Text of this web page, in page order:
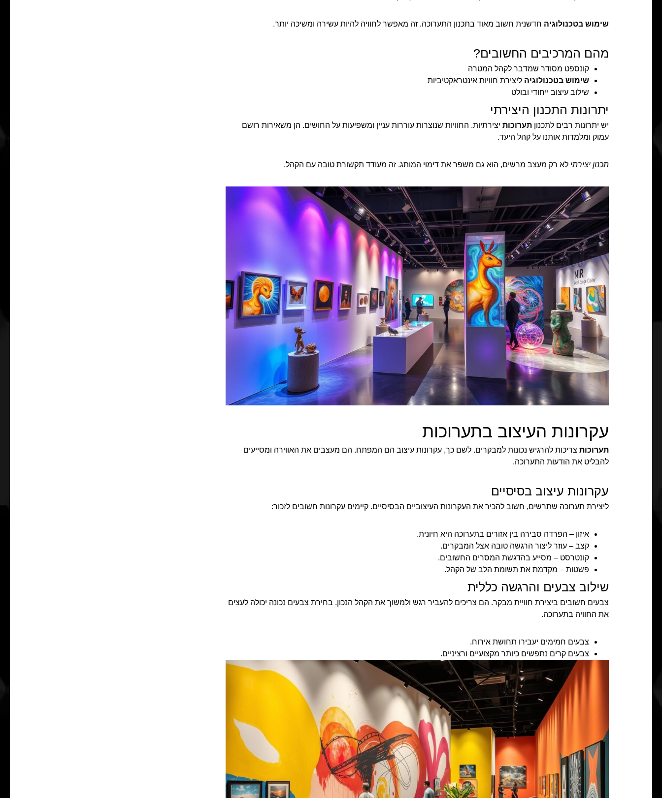
שימוש בטכנולוגיה חדשנית חשוב מאוד בתכנון התערוכה. זה מאפשר לחוויה להיות עשירה ומשיכה יותר.
מהם המרכיבים החשובים?
קונספט מסודר שמדבר לקהל המטרה
שימוש בטכנולוגיה ליצירת חוויות אינטראקטיביות
שילוב עיצוב ייחודי ובולט
יתרונות התכנון היצירתי
יש יתרונות רבים לתכנון תערוכות יצירתיות. החוויות שנוצרות עוררות עניין ומשפיעות על החושים. הן משאירות רושם
עמוק ומלמדות אותנו על קהל היעד.
תכנון יצירתי לא רק מעצב מרשים, הוא גם משפר את דימוי המותג. זה מעודד תקשורת טובה עם הקהל.
עקרונות העיצוב בתערוכות
תערוכות צריכות להרגיש נכונות למבקרים. לשם כך, עקרונות עיצוב הם המפתח. הם מעצבים את האווירה ומסייעים
להבליט את הודעות התערוכה.
עקרונות עיצוב בסיסיים
ליצירת תערוכה שתרשים, חשוב להכיר את העקרונות העיצוביים הבסיסיים. קיימים עקרונות חשובים לזכור:
איזון – הפרדה סבירה בין אזורים בתערוכה היא חיונית.
קצב – עוזר ליצור הרגשה טובה אצל המבקרים.
קונטרסט – מסייע בהדגשת המסרים החשובים.
פשטות – מקדמת את תשומת הלב של הקהל.
שילוב צבעים והרגשה כללית
צבעים חשובים ביצירת חוויית מבקר. הם צריכים להעביר רגש ולמשוך את הקהל הנכון. בחירת צבעים נכונה יכולה לעצים
את החוויה בתערוכה.
צבעים חמימים יעבירו תחושת אירוח.
צבעים קרים נתפשים כיותר מקצועיים ורציניים.